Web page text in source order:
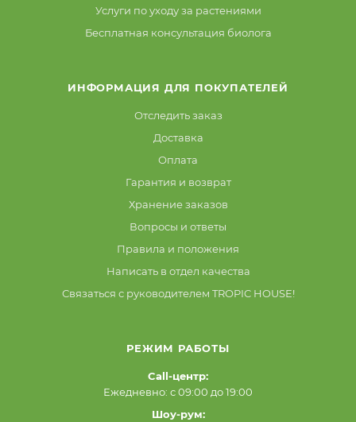
Услуги по уходу за растениями
Бесплатная консультация биолога
ИНФОРМАЦИЯ ДЛЯ ПОКУПАТЕЛЕЙ
Отследить заказ
Доставка
Оплата
Гарантия и возврат
Хранение заказов
Вопросы и ответы
Правила и положения
Написать в отдел качества
Связаться с руководителем TROPIC HOUSE!
РЕЖИМ РАБОТЫ
Call-центр:
Ежедневно: с 09:00 до 19:00
Шоу-рум: